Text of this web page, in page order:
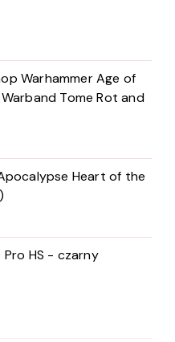
Warhammer Age of
Tome Rot and
Heart of the
Pro HS - czarny